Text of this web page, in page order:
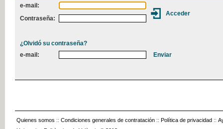
e-mail:
Contraseña:
¿Olvidó su contraseña?
e-mail:
Quienes somos :: Condiciones generales de contratación :: Política de privacidad ::